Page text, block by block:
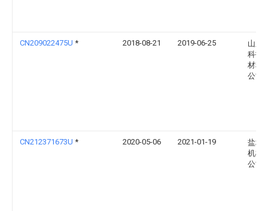
CN209022475U * 2018-08-21 2019-06-25
山东
科技
材料
公司
CN212371673U * 2020-05-06 2021-01-19
盐城
机械
公司